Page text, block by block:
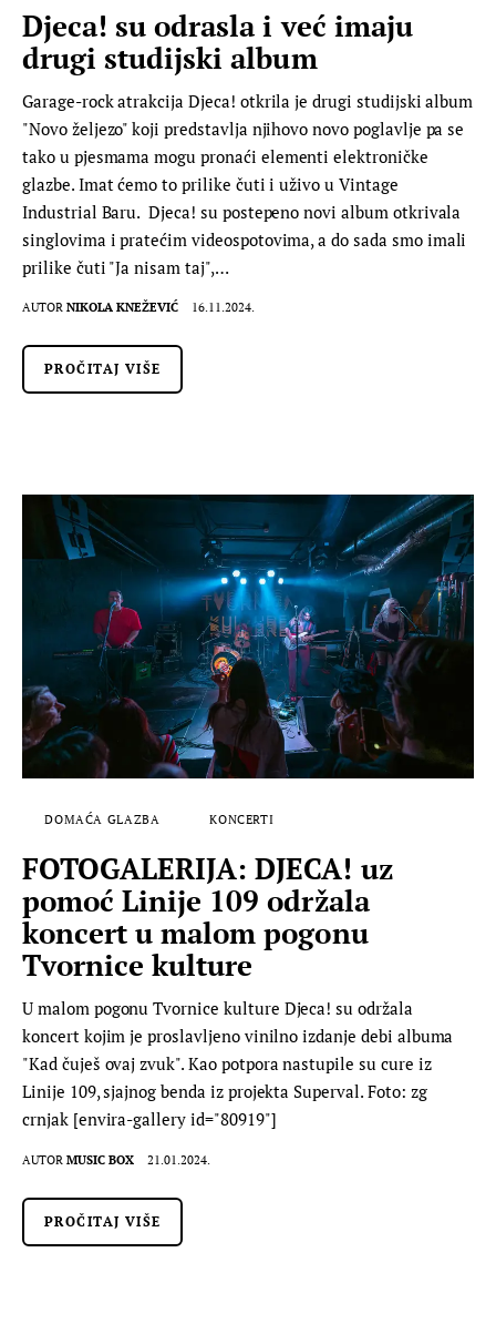
Djeca! su odrasla i već imaju
drugi studijski album
Garage-rock atrakcija Djeca! otkrila je drugi studijski album
"Novo željezo" koji predstavlja njihovo novo poglavlje pa se
tako u pjesmama mogu pronaći elementi elektroničke
glazbe. Imat ćemo to prilike čuti i uživo u Vintage
Industrial Baru. Djeca! su postepeno novi album otkrivala
singlovima i pratećim videospotovima, a do sada smo imali
prilike čuti "Ja nisam taj",…
AUTOR NIKOLA KNEŽEVIĆ 16.11.2024.
PROČITAJ VIŠE
DOMAĆA GLAZBA KONCERTI
FOTOGALERIJA: DJECA! uz
pomoć Linije 109 održala
koncert u malom pogonu
Tvornice kulture
U malom pogonu Tvornice kulture Djeca! su održala
koncert kojim je proslavljeno vinilno izdanje debi albuma
"Kad čuješ ovaj zvuk". Kao potpora nastupile su cure iz
Linije 109, sjajnog benda iz projekta Superval. Foto: zg
crnjak [envira-gallery id="80919"]
AUTOR MUSIC BOX 21.01.2024.
PROČITAJ VIŠE